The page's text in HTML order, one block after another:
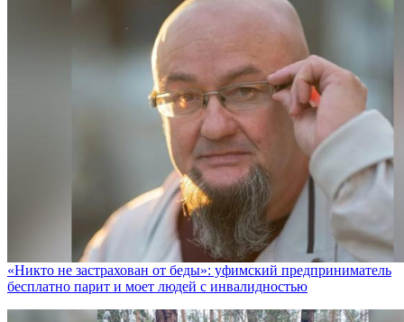
«Никто не заcтрахован от беды»: уфимский предприниматель
бесплатно парит и моет людей с инвалидностью